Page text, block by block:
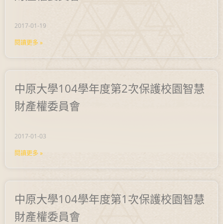
2017-01-19
閱讀更多 »
中原大學104學年度第2次保護校園智慧
財產權委員會
2017-01-03
閱讀更多 »
中原大學104學年度第1次保護校園智慧
財產權委員會